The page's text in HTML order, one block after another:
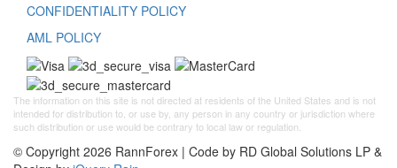
CONFIDENTIALITY POLICY
AML POLICY
The information on this site is not directed at residents of the United States and is not
intended for distribution to, or use by, any person in any country or jurisdiction where
such distribution or use would be contrary to local law or regulation.
© Copyright 2026 RannForex | Code by RD Global Solutions LP &